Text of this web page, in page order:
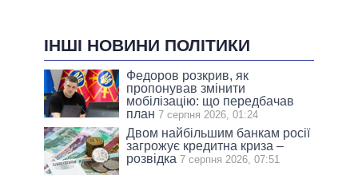
ІНШІ НОВИНИ ПОЛІТИКИ
Федоров розкрив, як
пропонував змінити
мобілізацію: що передбачав
план 7 серпня 2026, 01:24
Двом найбільшим банкам росії
загрожує кредитна криза –
розвідка 7 серпня 2026, 07:51